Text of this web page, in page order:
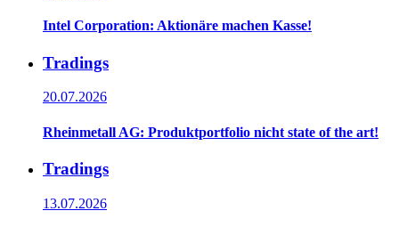
Intel Corporation: Aktionäre machen Kasse!
Tradings
20.07.2026
Rheinmetall AG: Produktportfolio nicht state of the art!
Tradings
13.07.2026